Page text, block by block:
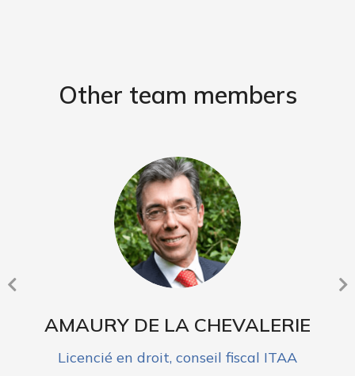
Other team members
AMAURY DE LA CHEVALERIE
Licencié en droit, conseil fiscal ITAA